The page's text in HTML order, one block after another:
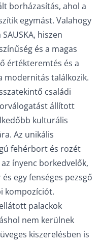
borházasítás, ahol a
egymást. Valahogy
hiszen
és a magas
értékteremtés és a
modernitás találkozik.
családi
állított
kulturális
Az unikális
fehérbort és rozét
ínyenc borkedvelők,
egy fenséges pezsgő
kompozíciót.
palackok
nem kerülnek
kiszerelésben is